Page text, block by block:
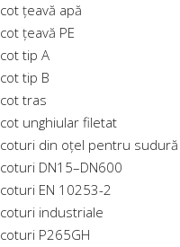
cot țeavă apă
cot țeavă PE
cot tip A
cot tip B
cot tras
cot unghiular filetat
coturi din oțel pentru sudură
coturi DN15–DN600
coturi EN 10253-2
coturi industriale
coturi P265GH